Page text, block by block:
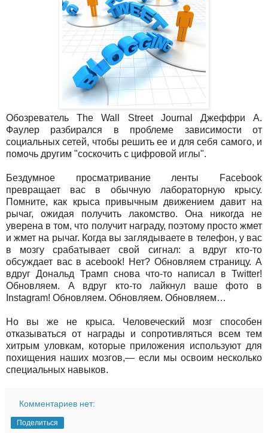
Обозреватель The Wall Street Journal Джеффри А.
Фаулер разбирался в проблеме зависимости от
социальных сетей, чтобы решить ее и для себя самого, и
помочь другим "соскочить с цифровой иглы".
Бездумное просматривание ленты Facebook
превращает вас в обычную лабораторную крысу.
Помните, как крыса привычным движением давит на
рычаг, ожидая получить лакомство. Она никогда не
уверена в том, что получит награду, поэтому просто жмет
и жмет на рычаг. Когда вы заглядываете в телефон, у вас
в мозгу срабатывает свой сигнал: а вдруг кто-то
обсуждает вас в acebook! Нет? Обновляем страницу. А
вдруг Дональд Трамп снова что-то написал в Twitter!
Обновляем. А вдруг кто-то лайкнул ваше фото в
Instagram! Обновляем. Обновляем. Обновляем…
Но вы же не крыса. Человеческий мозг способен
отказываться от награды и сопротивляться всем тем
хитрым уловкам, которые приложения используют для
похищения наших мозгов,— если мы освоим несколько
специальных навыков.
Комментариев нет:
Поделиться